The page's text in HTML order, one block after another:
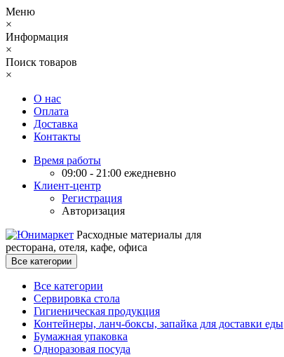
Меню
×
Информация
×
Поиск товаров
×
О нас
Оплата
Доставка
Контакты
Время работы
09:00 - 21:00 ежедневно
Клиент-центр
Регистрация
Авторизация
Расходные материалы для
ресторана, отеля, кафе, офиса
Все категории
Все категории
Сервировка стола
Гигиеническая продукция
Контейнеры, ланч-боксы, запайка для доставки еды
Бумажная упаковка
Одноразовая посуда